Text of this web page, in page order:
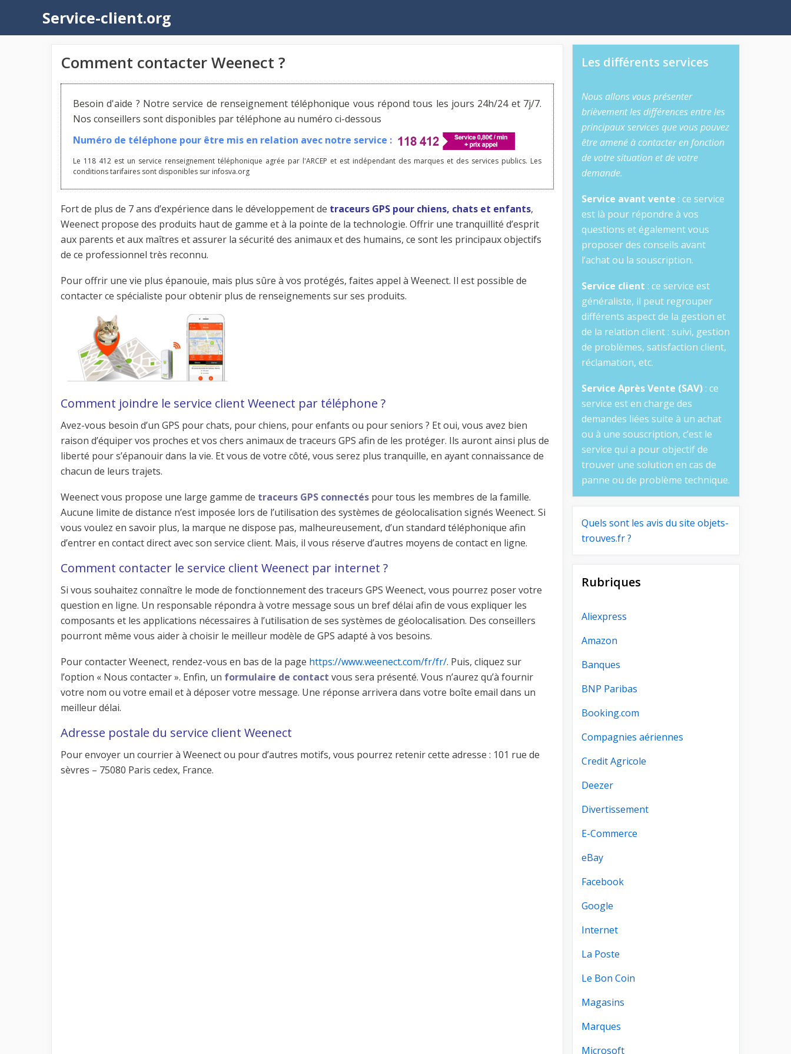
contenu
Service-client.org
Comment contacter Weenect ?
Besoin d'aide ? Notre service de renseignement téléphonique vous répond tous les jours 24h/24 et 7j/7.
Nos conseillers sont disponibles par téléphone au numéro ci-dessous
Numéro de téléphone pour être mis en relation avec notre service :
Le 118 412 est un service renseignement téléphonique agrée par l'ARCEP et est indépendant des marques et des services publics. Les
conditions tarifaires sont disponibles sur infosva.org
Fort de plus de 7 ans d’expérience dans le développement de traceurs GPS pour chiens, chats et enfants,
Weenect propose des produits haut de gamme et à la pointe de la technologie. Offrir une tranquillité d’esprit
aux parents et aux maîtres et assurer la sécurité des animaux et des humains, ce sont les principaux objectifs
de ce professionnel très reconnu.
Pour offrir une vie plus épanouie, mais plus sûre à vos protégés, faites appel à Weenect. Il est possible de
contacter ce spécialiste pour obtenir plus de renseignements sur ses produits.
Comment joindre le service client Weenect par téléphone ?
Avez-vous besoin d’un GPS pour chats, pour chiens, pour enfants ou pour seniors ? Et oui, vous avez bien
raison d’équiper vos proches et vos chers animaux de traceurs GPS afin de les protéger. Ils auront ainsi plus de
liberté pour s’épanouir dans la vie. Et vous de votre côté, vous serez plus tranquille, en ayant connaissance de
chacun de leurs trajets.
Weenect vous propose une large gamme de traceurs GPS connectés pour tous les membres de la famille.
Aucune limite de distance n’est imposée lors de l’utilisation des systèmes de géolocalisation signés Weenect. Si
vous voulez en savoir plus, la marque ne dispose pas, malheureusement, d’un standard téléphonique afin
d’entrer en contact direct avec son service client. Mais, il vous réserve d’autres moyens de contact en ligne.
Comment contacter le service client Weenect par internet ?
Si vous souhaitez connaître le mode de fonctionnement des traceurs GPS Weenect, vous pourrez poser votre
question en ligne. Un responsable répondra à votre message sous un bref délai afin de vous expliquer les
composants et les applications nécessaires à l’utilisation de ses systèmes de géolocalisation. Des conseillers
pourront même vous aider à choisir le meilleur modèle de GPS adapté à vos besoins.
Pour contacter Weenect, rendez-vous en bas de la page https://www.weenect.com/fr/fr/. Puis, cliquez sur
l’option « Nous contacter ». Enfin, un formulaire de contact vous sera présenté. Vous n’aurez qu’à fournir
votre nom ou votre email et à déposer votre message. Une réponse arrivera dans votre boîte email dans un
meilleur délai.
Adresse postale du service client Weenect
Pour envoyer un courrier à Weenect ou pour d’autres motifs, vous pourrez retenir cette adresse : 101 rue de
sèvres – 75080 Paris cedex, France.
Les différents services
Nous allons vous présenter
brièvement les différences entre les
principaux services que vous pouvez
être amené à contacter en fonction
de votre situation et de votre
demande.
Service avant vente : ce service
est là pour répondre à vos
questions et également vous
proposer des conseils avant
l’achat ou la souscription.
Service client : ce service est
généraliste, il peut regrouper
différents aspect de la gestion et
de la relation client : suivi, gestion
de problèmes, satisfaction client,
réclamation, etc.
Service Après Vente (SAV) : ce
service est en charge des
demandes liées suite à un achat
ou à une souscription, c’est le
service qui a pour objectif de
trouver une solution en cas de
panne ou de problème technique.
Quels sont les avis du site objets-
trouves.fr ?
Rubriques
Aliexpress
Amazon
Banques
BNP Paribas
Booking.com
Compagnies aériennes
Credit Agricole
Deezer
Divertissement
E-Commerce
eBay
Facebook
Google
Internet
La Poste
Le Bon Coin
Magasins
Marques
Microsoft